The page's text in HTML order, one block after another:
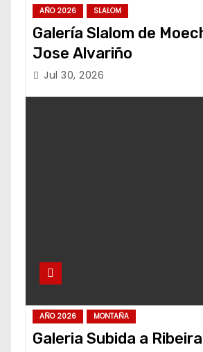
AÑO 2026 SLALOM
Galería Slalom de
Jose Alvariño
Jul 30, 2026
AÑO 2026 MONTAÑA
Galeria Subida a